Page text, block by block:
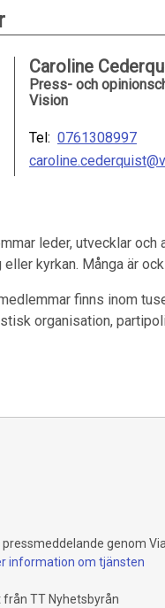
Caroline
Press- och
Vision
Tel: 0761308997
leder, utvecklar och
kyrkan. Många är
finns inom
organisation,
genom
information om tjänsten
från TT Nyhetsbyrån